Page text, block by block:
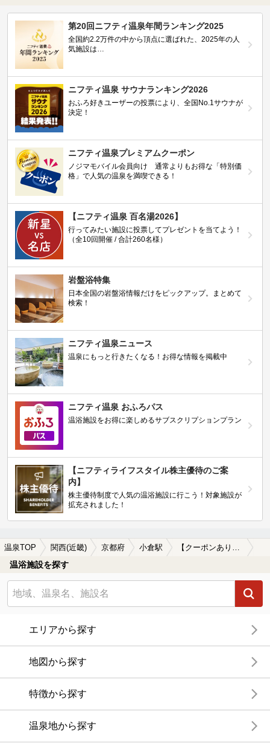
第20回ニフティ温泉年間ランキング2025
全国約2.2万件の中から頂点に選ばれた、2025年の人
気施設は…
ニフティ温泉 サウナランキング2026
おふろ好きユーザーの投票により、全国No.1サウナが
決定！
ニフティ温泉プレミアムクーポン
ノジマモバイル会員向け 通常よりもお得な「特別価
格」で人気の温泉を満喫できる！
【ニフティ温泉 百名湯2026】
行ってみたい施設に投票してプレゼントを当てよう！
（全10回開催 / 合計260名様）
岩盤浴特集
日本全国の岩盤浴情報だけをピックアップ。まとめて
検索！
ニフティ温泉ニュース
温泉にもっと行きたくなる！お得な情報を掲載中
ニフティ温泉 おふろパス
温浴施設をお得に楽しめるサブスクリプションプラン
【ニフティライフスタイル株主優待のご案
内】
株主優待制度で人気の温浴施設に行こう！対象施設が
拡充されました！
温泉TOP 関西(近畿) 京都府 小倉駅 【クーポンあり】小倉駅近くの温泉宿・温泉旅館・ホテルおすすめ(2026年版)
温浴施設を探す
エリアから探す
地図から探す
特徴から探す
温泉地から探す